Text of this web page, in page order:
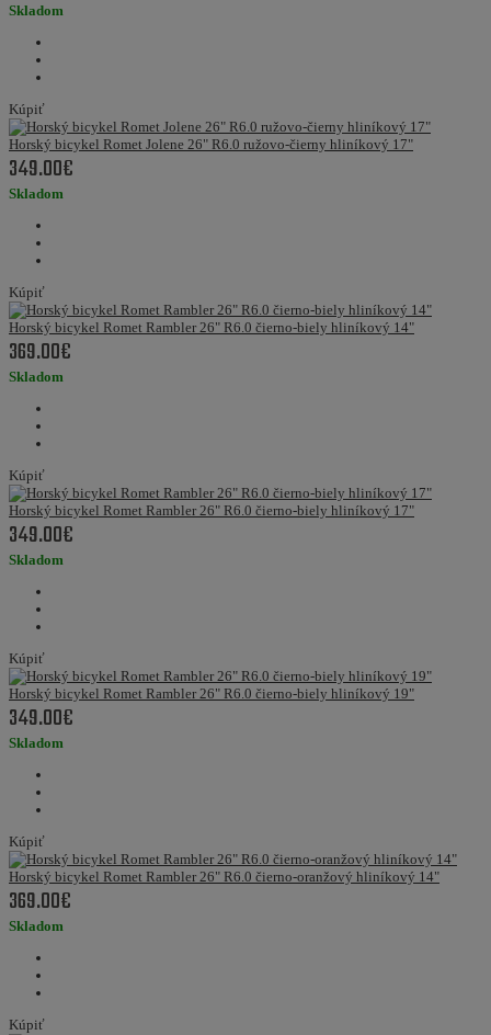
Skladom
Kúpiť
Horský bicykel Romet Jolene 26" R6.0 ružovo-čierny hliníkový 17"
349.00€
Skladom
Kúpiť
Horský bicykel Romet Rambler 26" R6.0 čierno-biely hliníkový 14"
369.00€
Skladom
Kúpiť
Horský bicykel Romet Rambler 26" R6.0 čierno-biely hliníkový 17"
349.00€
Skladom
Kúpiť
Horský bicykel Romet Rambler 26" R6.0 čierno-biely hliníkový 19"
349.00€
Skladom
Kúpiť
Horský bicykel Romet Rambler 26" R6.0 čierno-oranžový hliníkový 14"
369.00€
Skladom
Kúpiť